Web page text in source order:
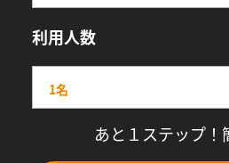
利用人数
あと１ステップ！